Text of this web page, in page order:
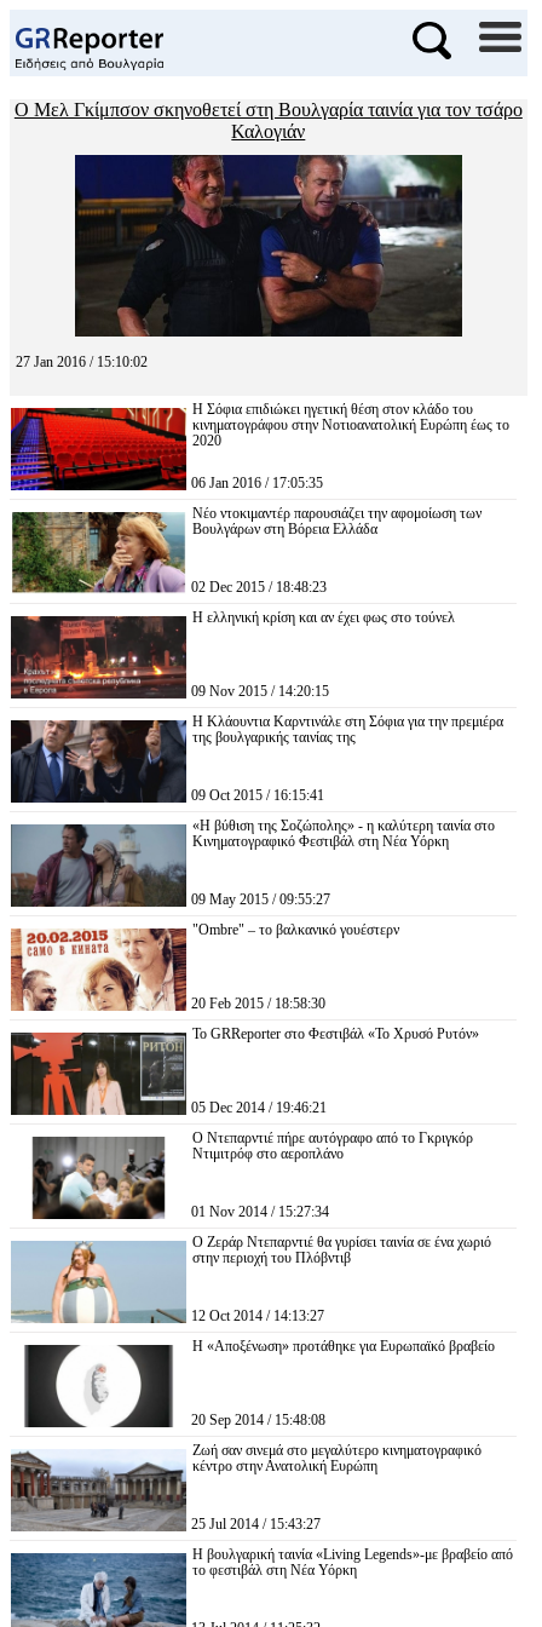
Ο Μελ Γκίμπσον σκηνοθετεί στη Βουλγαρία ταινία για τον τσάρο
Καλογιάν
27 Jan 2016 / 15:10:02
Η Σόφια επιδιώκει ηγετική θέση στον κλάδο του
κινηματογράφου στην Νοτιοανατολική Ευρώπη έως το
2020
06 Jan 2016 / 17:05:35
Νέο ντοκιμαντέρ παρουσιάζει την αφομοίωση των
Βουλγάρων στη Βόρεια Ελλάδα
02 Dec 2015 / 18:48:23
Η ελληνική κρίση και αν έχει φως στο τούνελ
09 Nov 2015 / 14:20:15
Η Κλάουντια Καρντινάλε στη Σόφια για την πρεμιέρα
της βουλγαρικής ταινίας της
09 Oct 2015 / 16:15:41
«Η βύθιση της Σοζώπολης» - η καλύτερη ταινία στο
Κινηματογραφικό Φεστιβάλ στη Νέα Υόρκη
09 May 2015 / 09:55:27
"Ombre" – το βαλκανικό γουέστερν
20 Feb 2015 / 18:58:30
Το GRReporter στο Φεστιβάλ «Το Χρυσό Ρυτόν»
05 Dec 2014 / 19:46:21
Ο Ντεπαρντιέ πήρε αυτόγραφο από το Γκριγκόρ
Ντιμιτρόφ στο αεροπλάνο
01 Nov 2014 / 15:27:34
Ο Ζεράρ Ντεπαρντιέ θα γυρίσει ταινία σε ένα χωριό
στην περιοχή του Πλόβντιβ
12 Oct 2014 / 14:13:27
Η «Αποξένωση» προτάθηκε για Ευρωπαϊκό βραβείο
20 Sep 2014 / 15:48:08
Ζωή σαν σινεμά στο μεγαλύτερο κινηματογραφικό
κέντρο στην Ανατολική Ευρώπη
25 Jul 2014 / 15:43:27
Η βουλγαρική ταινία «Living Legends»-με βραβείο από
το φεστιβάλ στη Νέα Υόρκη